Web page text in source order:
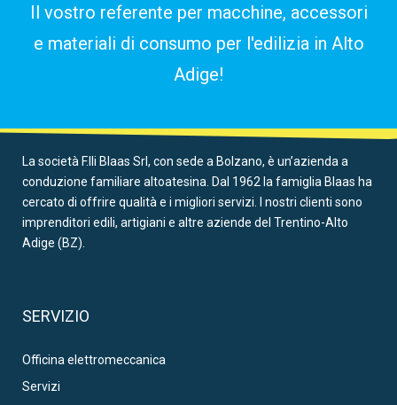
Il vostro referente per macchine, accessori
e materiali di consumo per l'edilizia in Alto
Adige!
La società F.lli Blaas Srl, con sede a Bolzano, è un’azienda a
conduzione familiare altoatesina. Dal 1962 la famiglia Blaas ha
cercato di offrire qualità e i migliori servizi. I nostri clienti sono
imprenditori edili, artigiani e altre aziende del Trentino-Alto
Adige (BZ).
SERVIZIO
Officina elettromeccanica
Servizi